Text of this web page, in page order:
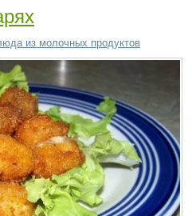
из молочных продуктов